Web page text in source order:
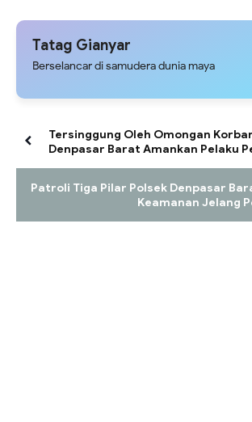
Tatag Gianyar
Berselancar di samudera dunia maya
Tersinggung Oleh Omongan
Denpasar Barat Amankan Pelaku
Patroli Tiga Pilar Polsek Denpasar
Keamanan Jelang